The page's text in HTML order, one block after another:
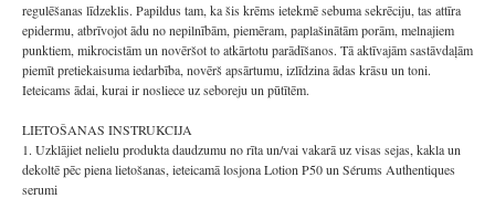
regulēšanas līdzeklis. Papildus tam, ka šis krēms ietekmē sebuma sekrēciju, tas attīra
epidermu, atbrīvojot ādu no nepilnībām, piemēram, paplašinātām porām, melnajiem
punktiem, mikrocistām un novēršot to atkārtotu parādīšanos. Tā aktīvajām sastāvdaļām
piemīt pretiekaisuma iedarbība, novērš apsārtumu, izlīdzina ādas krāsu un toni.
Ieteicams ādai, kurai ir nosliece uz seboreju un pūtītēm.
LIETOŠANAS INSTRUKCIJA
1. Uzklājiet nelielu produkta daudzumu no rīta un/vai vakarā uz visas sejas, kakla un
dekoltē pēc piena lietošanas, ieteicamā losjona Lotion P50 un Sérums Authentiques
serumi